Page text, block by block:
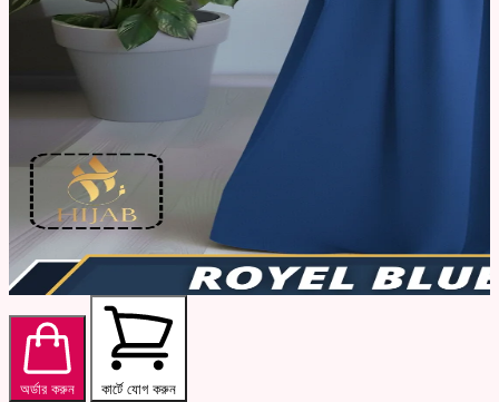
অর্ডার করুন কার্টে যোগ করুন